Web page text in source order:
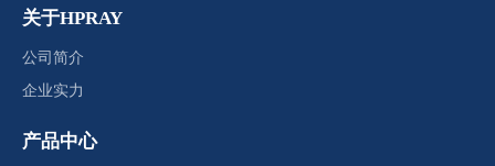
关于HPRAY
公司简介
企业实力
产品中心